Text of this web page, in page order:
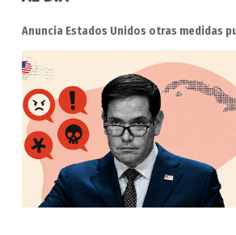
Anuncia Estados Unidos otras medidas